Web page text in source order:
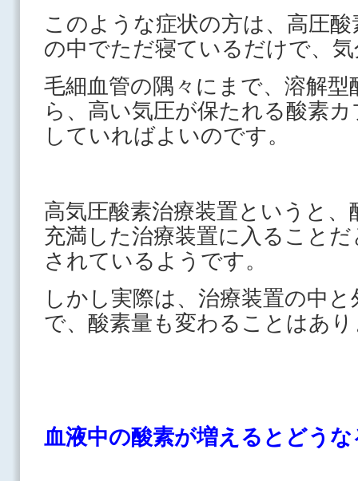
このような症状の方は、高圧
の中でただ寝ているだけで、
毛細血管の隅々にまで、溶解
ら、高い気圧が保たれる酸素
していればよいのです。
高気圧酸素治療装置というと
充満した治療装置に入ること
されているようです。
しかし実際は、治療装置の中
で、酸素量も変わることはあ
血液中の酸素が増えるとどう